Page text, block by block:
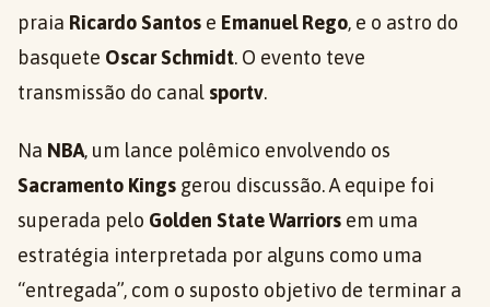
praia Ricardo Santos e Emanuel Rego, e o astro do
basquete Oscar Schmidt. O evento teve
transmissão do canal sportv.
Na NBA, um lance polêmico envolvendo os
Sacramento Kings gerou discussão. A equipe foi
superada pelo Golden State Warriors em uma
estratégia interpretada por alguns como uma
“entregada”, com o suposto objetivo de terminar a